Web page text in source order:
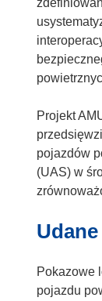
Projekt
pojazdów
(UAS) w
Pokazowe
pojazdu